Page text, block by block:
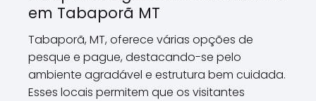
em Tabaporã MT
Tabaporã, MT, oferece várias opções de
pesque e pague, destacando-se pelo
ambiente agradável e estrutura bem cuidada.
Esses locais permitem que os visitantes